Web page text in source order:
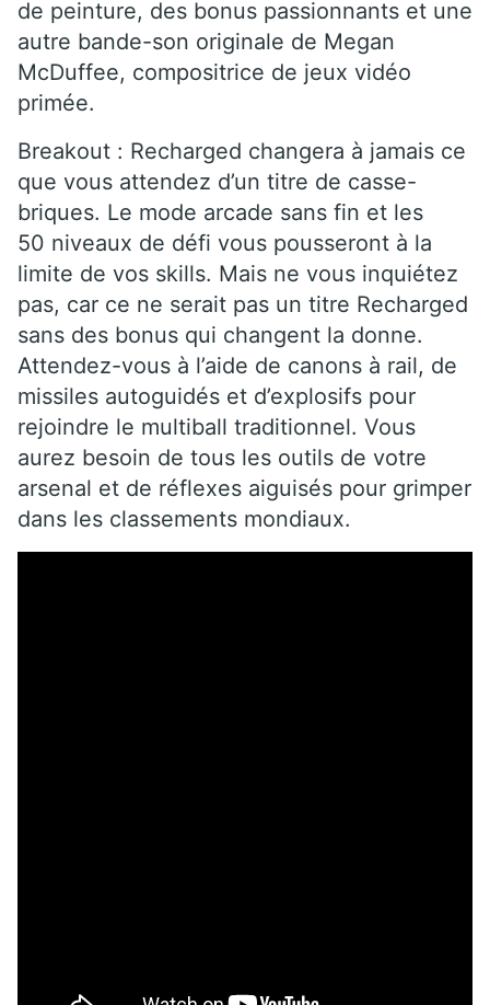
de peinture, des bonus passionnants et une
autre bande-son originale de Megan
McDuffee, compositrice de jeux vidéo
primée.
Breakout : Recharged changera à jamais ce
que vous attendez d’un titre de casse-
briques. Le mode arcade sans fin et les
50 niveaux de défi vous pousseront à la
limite de vos skills. Mais ne vous inquiétez
pas, car ce ne serait pas un titre Recharged
sans des bonus qui changent la donne.
Attendez-vous à l’aide de canons à rail, de
missiles autoguidés et d’explosifs pour
rejoindre le multiball traditionnel. Vous
aurez besoin de tous les outils de votre
arsenal et de réflexes aiguisés pour grimper
dans les classements mondiaux.